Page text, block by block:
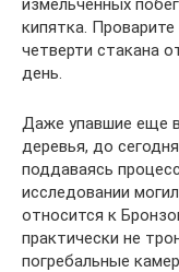
измельченных
кипятка.
четверти стакана
день.
Даже упавшие еще
деревья, до
поддаваясь
исследовании
относится к
практически не
погребальные